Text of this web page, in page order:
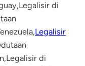
di
Legalisir
di